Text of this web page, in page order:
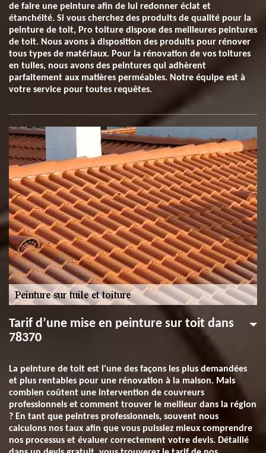
de faire une peinture afin de lui redonner éclat et
étanchéité. Si vous cherchez des produits de qualité pour la
peinture de toit, Pro toiture dispose des meilleures peintures
de toit. Nous avons à disposition des produits pour rénover
tous types de matériaux. Pour la rénovation de vos toitures
en tuiles, nous avons des peintures qui adhèrent
parfaitement aux matières perméables. Notre équipe est à
votre service pour toutes requêtes.
Tarif d’une mise en peinture sur toit dans
78370
La peinture de toit est l'une des façons les plus demandées
et plus rentables pour une rénovation à la maison. Mais
combien coûtent une intervention de couvreurs
professionnels et comment trouver le meilleur dans la région
? En tant que peintres professionnels, souvent nous
calculons nos taux afin que vous puissiez mieux comprendre
nos processus et évaluer correctement votre devis. Détaillé